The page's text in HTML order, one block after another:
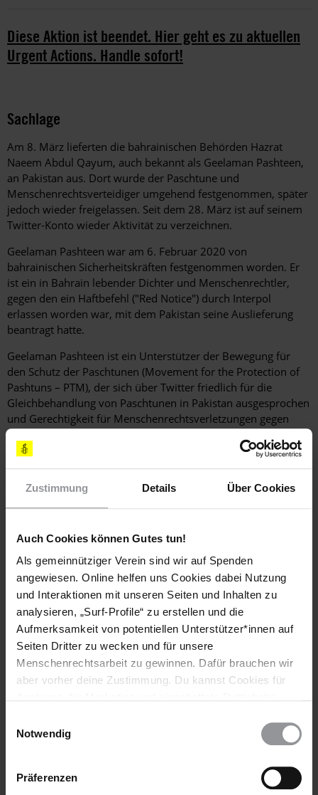
Zustimmung Details Über Cookies
Auch Cookies können Gutes tun!
Als gemeinnütziger Verein sind wir auf Spenden
angewiesen. Online helfen uns Cookies dabei Nutzung
und Interaktionen mit unseren Seiten und Inhalten zu
analysieren, „Surf-Profile“ zu erstellen und die
Aufmerksamkeit von potentiellen Unterstützer*innen auf
Seiten Dritter zu wecken und für unsere
Menschenrechtsarbeit zu gewinnen. Dafür brauchen wir
aber vorher deine Zustimmung. Du kannst Cookies für
wieder ändern. Diesen Banner kannst Du über den Link
Notwendig
Präferenzen
Diese Aktion ist beendet. Hier geht es zu aktuellen
Urgent Actions. Handle sofort!
Sachlage
Am 8. März lieferten die bahrainischen Behörden Hazrat
Naeem Abdul Qayum, auch bekannt als Geelaman Pashteen,
an Pakistan aus. Dort wurde der Paschtune und
Menschenrechtsverteidiger umgehend festgenommen, später
jedoch wieder freigelassen. Seit dem 28. März ist auf seinem
Twitter-Konto wieder Aktivität zu verzeichnen.
Geelaman Pashteen war am 6. Februar 2020 von
bahrainischen Sicherheitskräften festgenommen worden. Er
ist ein in Bahrain lebender Dichter und Menschenrechtler,
gegen den ein Haftbefehl ("Red Notice") durch Interpol
erlassen worden war, mit dem Pakistan seine Auslieferung
beantragt hatte.
Geelaman Pashteen ist ein Unterstützer der Bewegung für
den Schutz der Paschtunen (Movement for the Protection of
Pashtuns – PTM), der sich über Twitter friedlich für die
Gleichbehandlung von Paschtunen in Pakistan ausgesprochen
und Gerechtigkeit für Menschenrechtsverletzungen gegen
Paschtunen gefordert hatte. Darüber hinaus hat er sich für die
Freilassung von Manzoor Pashteen eingesetzt, einem
Sprecher der PTM, der am 27. Januar 2020 auf der Grundlage
drakonischer Gesetze aus der Kolonialzeit festgenommen und
inhaftiert worden war. Man wirft Manzoor Pashteen unter
anderem "Aufwiegelung" vor, weil er in einer Rede das
Im Jahr 2019 begannen die pakistanischen Behörden damit,
schärfer gegen die PTM vorzugehen
. Dutzende
Unterstützer_innen der Bewegung wurden lediglich aufgrund
der friedlichen Wahrnehmung ihrer Menschenrechte
festgenommen, willkürlich inhaftiert, überwacht,
eingeschüchtert, strafrechtlich verfolgt und tätlich angegriffen.
Dabei wurden mehrere Menschen getötet.
Weitere Aktionen des Eilaktionsnetzes sind derzeit nicht
erforderlich. Vielen Dank allen, die Appelle geschrieben
HISTORIE DIESER URGENT ACTION